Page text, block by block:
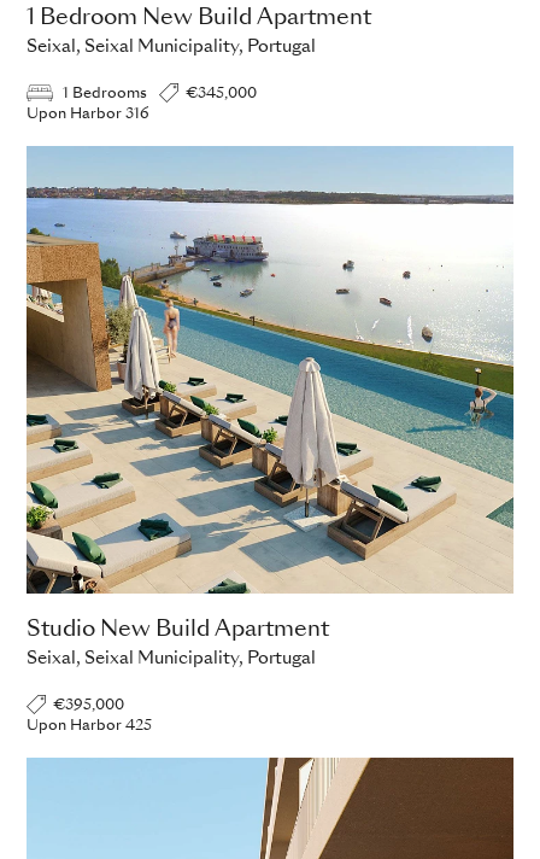
ADD TO ENQUIRY
1 Bedroom New Build Apartment
Seixal, Seixal Municipality, Portugal
1 Bedrooms
€345,000
Upon Harbor 316
ADD TO ENQUIRY
Studio New Build Apartment
Seixal, Seixal Municipality, Portugal
€395,000
Upon Harbor 425